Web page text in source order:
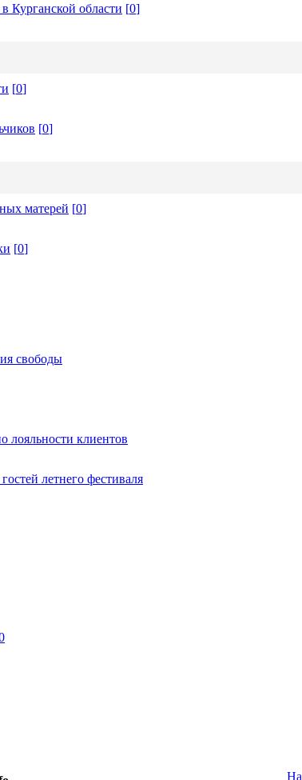
Курганской области [0]
[0]
[0]
матерей [0]
[0]
свободы
лояльности клиентов
летнего фестиваля